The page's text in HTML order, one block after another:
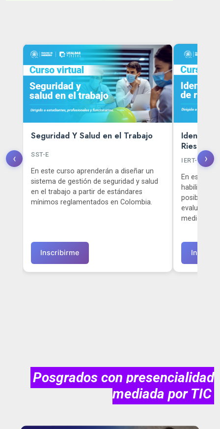
‹
Seguridad Y Salud en el Trabajo
SST-E
En este curso aprenderán a diseñar un
sistema de gestión de seguridad y salud
en el trabajo a partir de estándares
mínimos reglamentados en Colombia.
Inscribirme
Riesgos
IERT-E
En este
posibles
evaluar su
medidas
›
Posgrados con presencialidad
mediada por TIC